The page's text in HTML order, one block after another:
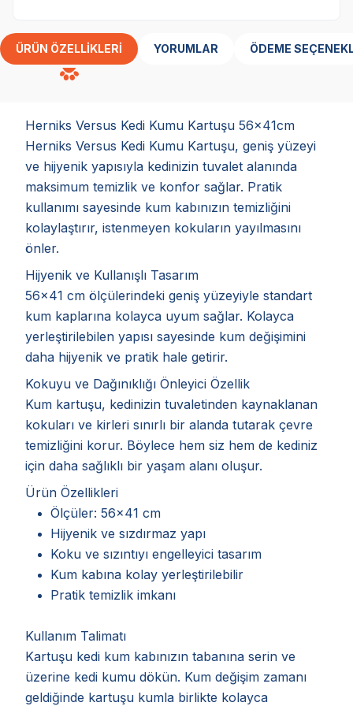
ÜRÜN ÖZELLIKLERI YORUMLAR ÖDEME
Herniks Versus Kedi Kumu Kartuşu 56x41cm
Herniks Versus Kedi Kumu Kartuşu, geniş yüzeyi
ve hijyenik yapısıyla kedinizin tuvalet alanında
maksimum temizlik ve konfor sağlar. Pratik
kullanımı sayesinde kum kabınızın temizliğini
kolaylaştırır, istenmeyen kokuların yayılmasını
önler.
Hijyenik ve Kullanışlı Tasarım
56x41 cm ölçülerindeki geniş yüzeyiyle standart
kum kaplarına kolayca uyum sağlar. Kolayca
yerleştirilebilen yapısı sayesinde kum değişimini
daha hijyenik ve pratik hale getirir.
Kokuyu ve Dağınıklığı Önleyici Özellik
Kum kartuşu, kedinizin tuvaletinden kaynaklanan
kokuları ve kirleri sınırlı bir alanda tutarak çevre
temizliğini korur. Böylece hem siz hem de kediniz
için daha sağlıklı bir yaşam alanı oluşur.
Ürün Özellikleri
Ölçüler: 56x41 cm
Hijyenik ve sızdırmaz yapı
Koku ve sızıntıyı engelleyici tasarım
Kum kabına kolay yerleştirilebilir
Pratik temizlik imkanı
Kullanım Talimatı
Kartuşu kedi kum kabınızın tabanına serin ve
üzerine kedi kumu dökün. Kum değişim zamanı
geldiğinde kartuşu kumla birlikte kolayca